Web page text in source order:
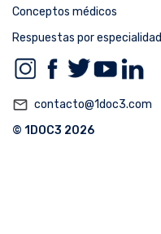
Conceptos médicos
Respuestas por especialidad
mail_outline contacto@1doc3.com
© 1DOC3 2026